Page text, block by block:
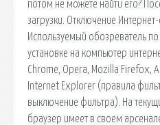
потом не можете найти его?
загрузки. Отключение
Используемый обозреватель
установке на компьютер
Chrome, Opera, Mozilla Firefox,
Internet Explorer (правила
выключение фильтра). На
браузер имеет в своем